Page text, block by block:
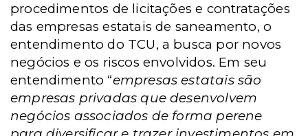
procedimentos de licitações e contratações
das empresas estatais de saneamento, o
entendimento do TCU, a busca por novos
negócios e os riscos envolvidos. Em seu
entendimento “empresas estatais são
empresas privadas que desenvolvem
negócios associados de forma perene